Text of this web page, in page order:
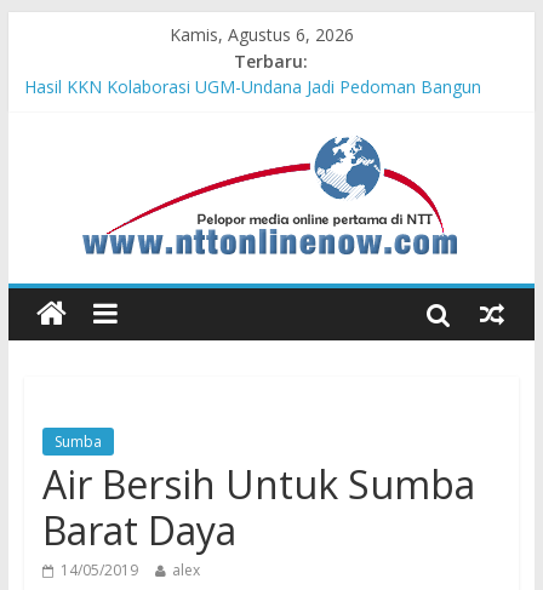
Kamis, Agustus 6, 2026
Terbaru:
Hasil KKN Kolaborasi UGM-Undana Jadi Pedoman Bangun
Kelurahan Manuaman Gelar Beragam Lomba Meriahkan HUT
Pengadaan Kapal PPA Perkuat Kemampuan Pertahanan Udara
TNI AL Hadapi Ancaman Maritim Modern
Cahaya Kemerdekaan di Nonotbatan: Listrik Masuk Desa, PLN
Honda AT Family Day Semarakkan 11 Kota di Jawa Timur
Sumba
Air Bersih Untuk Sumba
Barat Daya
14/05/2019 alex